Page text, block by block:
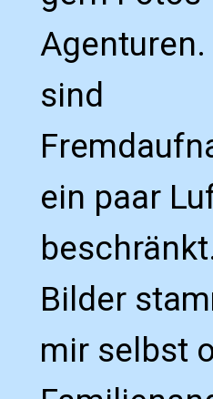
sind
ein paar
Bilder
mir selbst